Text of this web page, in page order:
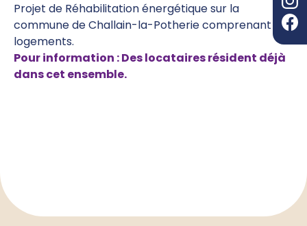
Projet de Réhabilitation énergétique sur la
commune de Challain-la-Potherie comprenant 6
logements.
Pour information : Des locataires résident déjà
dans cet ensemble.